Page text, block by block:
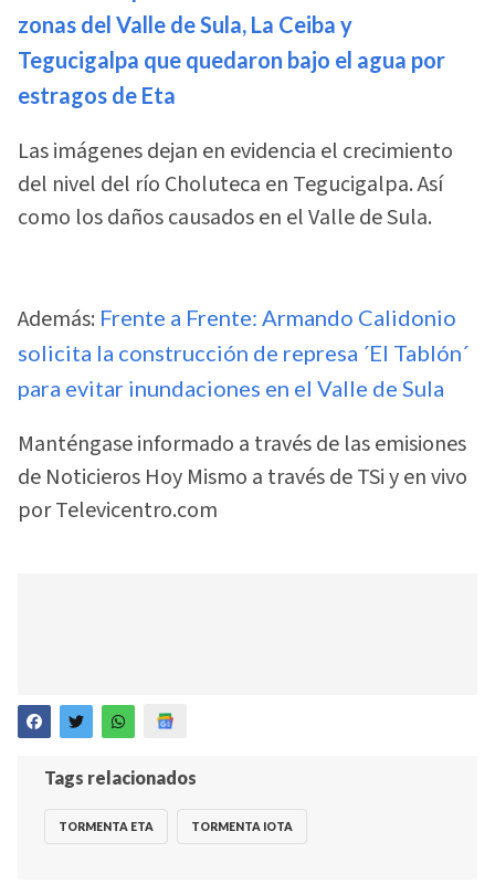
zonas del Valle de Sula, La Ceiba y
Tegucigalpa que quedaron bajo el agua por
estragos de Eta
Las imágenes dejan en evidencia el crecimiento
del nivel del río Choluteca en Tegucigalpa. Así
como los daños causados en el Valle de Sula.
Además: Frente a Frente: Armando Calidonio
solicita la construcción de represa ´El Tablón´
para evitar inundaciones en el Valle de Sula
Manténgase informado a través de las emisiones
de Noticieros Hoy Mismo a través de TSi y en vivo
por Televicentro.com
Tags relacionados
TORMENTA ETA TORMENTA IOTA